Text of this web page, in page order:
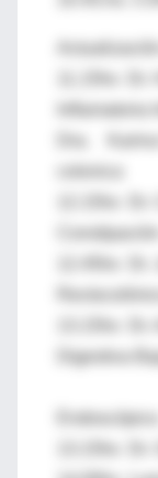
11.15hs
12.15hs
13.15hs
Digestiva